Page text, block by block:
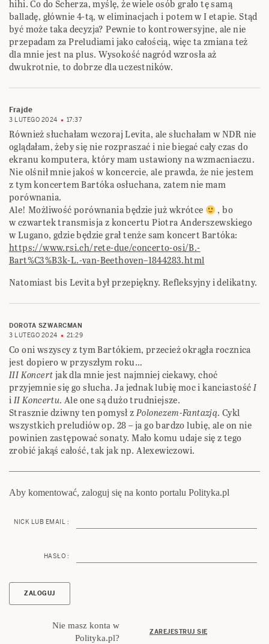
hihi. Co do Scherza, myślę, że wiele osób grało tę samą
balladę, głównie 4-tą, w eliminacjach i potem w I etapie. Stąd
być może taka decyzja? Pewnie to kontrowersyjne, ale nie
przepadam za Preludiami jako całością, więc ta zmiana też
dla mnie jest na plus. Wysokość nagród wzrosła aż
dwukrotnie, to dobrze dla uczestników.
Frajde
3 LUTEGO 2024 17:37
Również słuchałam wczoraj Levita, ale słuchałam w NDR nie
oglądałam, żeby się nie rozpraszać i nie biegać cały czas do
ekranu komputera, który mam ustawiony na wzmacniaczu.
Nie olśnił mnie jakoś w koncercie, ale prawda, że nie jestem
z tym koncertem Bartóka osłuchana, zatem nie mam
porównania.
Ale! Możliwość porównania będzie już wkrótce
, bo
w czwartek transmisja z koncertu Piotra Anderszewskiego
w Lugano, gdzie będzie grał tenże sam koncert Bartóka:
https://www.rsi.ch/rete-due/concerto-osi/B.-
Bart%C3%B3k-L.-van-Beethoven–1844283.html
Natomiast bis Levita był przepiękny. Refleksyjny i delikatny.
DOROTA SZWARCMAN
3 LUTEGO 2024
21:29
Co oni wszyscy z tym Bartókiem, przecież okrągła rocznica
jest dopiero w przyszłym roku…
III Koncertjak dla mnie jest najmniej ciekawy, choć
przyjemnie się go słucha. Ja jednak lubię moc i kanciastośćI
iII Koncertu. Ale one są dużo trudniejsze.
Strasznie dziwny ten pomysł zPolonezem-Fantazją. Cykl
wszystkich preludiów op. 28 – ja go bardzo lubię, ale on nie
powinien zastępować sonaty. Mało komu udaje się z tego
zrobić jakąś całość, tak jak np. Alexewiczowi.
Aby komentować, zaloguj się na konto portalu Polityka.pl
NICK LUB EMAIL :
HASŁO :
Nie masz konta w
Polityka.pl?
ZAREJESTRUJ SIĘ